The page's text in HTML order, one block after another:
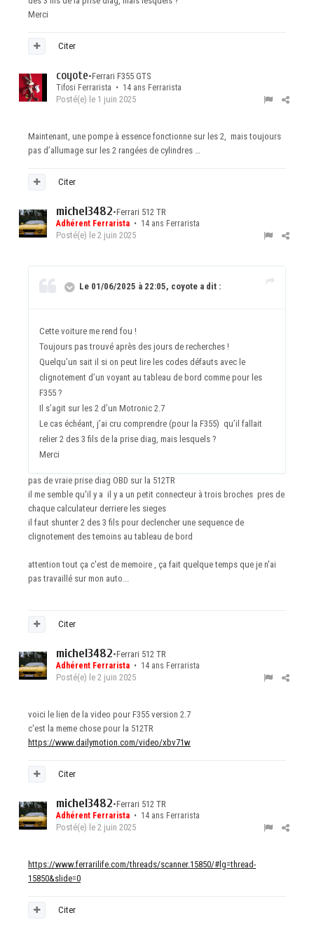
Merci
Citer
coyote•Ferrari F355 GTS
Tifosi Ferrarista • 14 ans Ferrarista
Posté(e) le 1 juin 2025
Maintenant, une pompe à essence fonctionne sur les 2, mais toujours
pas d’allumage sur les 2 rangées de cylindres …
Citer
michel3482•Ferrari 512 TR
Adhérent Ferrarista • 14 ans Ferrarista
Posté(e) le 2 juin 2025
Le 01/06/2025 à 22:05, coyote a dit :
Cette voiture me rend fou !
Toujours pas trouvé après des jours de recherches !
Quelqu’un sait il si on peut lire les codes défauts avec le
clignotement d’un voyant au tableau de bord comme pour les
F355 ?
Il s’agit sur les 2 d’un Motronic 2.7
Le cas échéant, j’ai cru comprendre (pour la F355) qu’il fallait
relier 2 des 3 fils de la prise diag, mais lesquels ?
Merci
pas de vraie prise diag OBD sur la 512TR
il me semble qu'il y a il y a un petit connecteur à trois broches pres de
chaque calculateur derriere les sieges
il faut shunter 2 des 3 fils pour declencher une sequence de
clignotement des temoins au tableau de bord
attention tout ça c'est de memoire , ça fait quelque temps que je n'ai
pas travaillé sur mon auto...
Citer
michel3482•Ferrari 512 TR
Adhérent Ferrarista • 14 ans Ferrarista
Posté(e) le 2 juin 2025
voici le lien de la video pour F355 version 2.7
c'est la meme chose pour la 512TR
https://www.dailymotion.com/video/xbv71w
Citer
michel3482•Ferrari 512 TR
Adhérent Ferrarista • 14 ans Ferrarista
Posté(e) le 2 juin 2025
https://www.ferrarilife.com/threads/scanner.15850/#lg=thread-
15850&slide=0
Citer